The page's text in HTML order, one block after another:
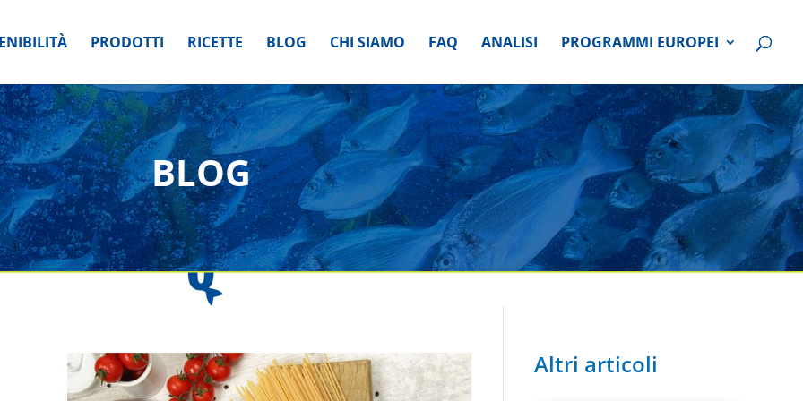
PRODOTTI RICETTE BLOG CHI SIAMO FAQ ANALISI PROGRAMMI EUROPEI
BLOG
Altri articoli